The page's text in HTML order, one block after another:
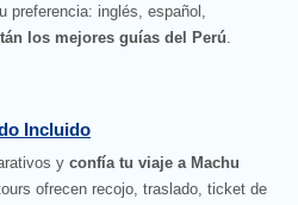
preferencia: inglés, español,
los mejores guías del Perú.
Incluido
yconfía tu viaje a Machu
ofrecen recojo, traslado, ticket de